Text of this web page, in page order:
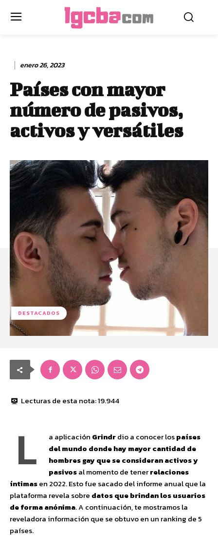
enero 26, 2023
Países con mayor
número de pasivos,
activos y versátiles
DESTACADOS
Lecturas de esta nota:19.944
L a aplicación Grindrdio a conocer lospaíses
del mundo donde hay mayor cantidad de
hombres gay que se consideran activos y
pasivosal momento de tenerrelaciones
íntimasen 2022. Esto fue sacado del informe anual que la
plataforma revela sobre datos que brindan los usuarios
de forma anónima. A continuación, te mostramos la
reveladora información que se obtuvo en un ranking de 5
países.